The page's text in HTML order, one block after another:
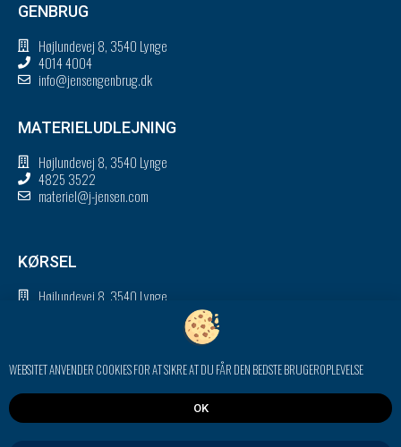
GENBRUG
Højlundevej 8, 3540 Lynge
4014 4004
info@jensengenbrug.dk
MATERIELUDLEJNING
Højlundevej 8, 3540 Lynge
4825 3522
materiel@j-jensen.com
KØRSEL
Højlundevej 8, 3540 Lynge
Certificeringer
Kontakt
WEBSITET ANVENDER COOKIES FOR AT SIKRE AT DU FÅR DEN BEDSTE BRUGEROPLEVELSE
OK